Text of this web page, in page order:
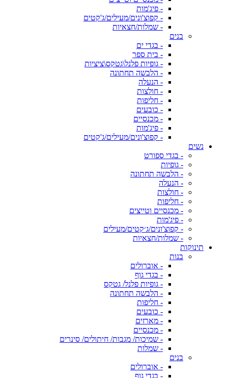
- פיג'מות
- קפוצ'ונים/מעילים/ג'קטים
- שמלות/חצאיות
בנים
- בגדי ים
- בית ספר
- גופיות פלנל\גטקס\ציציות
- הלבשה תחתונה
- הנעלה
- חולצות
- חליפות
- כובעים
- מכנסיים
- פיג'מות
- קפוצ'ונים/מעילים/ג'קטים
נשים
- בגדי ספורט
- גופיות
- הלבשה תחתונה
- הנעלה
- חולצות
- חליפות
- מכנסיים וטייצים
- פיג'מות
- קפוצ'ונים/ג׳קטים/מעילים
- שמלות/חצאיות
תינוקות
בנות
- אוברולים
- בגדי גוף
- גופיות פלנל/ גטקס
- הלבשה תחתונה
- חליפות
- כובעים
- מארזים
- מכנסיים
- שמיכות/ מגבות/ חיתולים/ סינרים
- שמלות
בנים
- אוברולים
- בגדי גוף